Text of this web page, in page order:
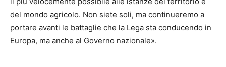
del mondo agricolo. Non siete soli, ma continueremo a
portare avanti le battaglie che la Lega sta conducendo in
Europa, ma anche al Governo nazionale».